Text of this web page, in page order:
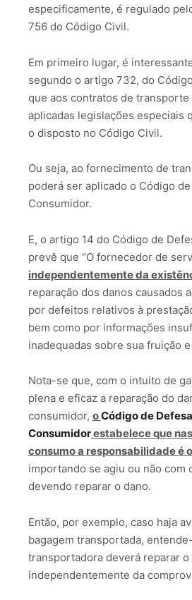
especificamente, é regulado
756 do Código Civil.
Em primeiro lugar, é
segundo o artigo 732, do
que aos contratos de
aplicadas legislações especiais
o disposto no Código Civil.
Ou seja, ao fornecimento de
poderá ser aplicado o Código
Consumidor.
E, o artigo 14 do Código de
prevê que “O fornecedor de
independentemente da
reparação dos danos causados
por defeitos relativos à
bem como por informações
inadequadas sobre sua fruição e
Nota-se que, com o intuito de
plena e eficaz a reparação do
consumidor, oCódigo de
Consumidorestabelece que
consumo a responsabilidade é
importando se agiu ou não com
devendo reparar o dano.
Então, por exemplo, caso haja
bagagem transportada,
transportadora deverá reparar o
independentemente da